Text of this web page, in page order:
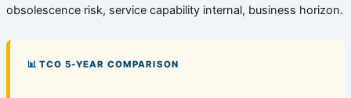
obsolescence risk, service capability internal, business horizon.
📊 TCO 5-YEAR COMPARISON